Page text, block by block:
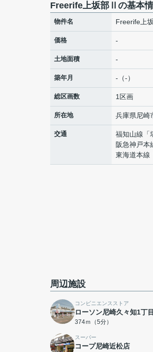
Freerife上坂部Ⅱの基本
物件名 Freerife上
価格 -
土地面積 -
築年月 -（-）
総区画数 1区画
所在地 兵庫県尼崎
交通 福知山線 「
阪急神戸本
東海道本線
周辺施設
コンビニエンスストア
ローソン尼崎久々知1丁
374ｍ（5分）
スーパー
コープ尼崎近松店